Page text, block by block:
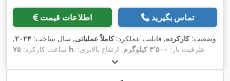
اطلاعات قیمت تماس بگیرید
وضعیت:کارکرده, قابلیت عملکرد:کاملاً عملیاتی, سال ساخت: ۲۰۲۴,
ساعت کارکرد: ۷۵ h , ظرفیت بار: ۳٬۵۰۰ کیلوگرم
, ارتفاع بالابری:
, برداشت آزاد:۱٬۶۸۰ میلی‌متر
نوع دکل:تریپلکس, ارتفاع سازه:۲٬۱۳۰ میلی‌متر , قدرت:
۳۱ کیلووات